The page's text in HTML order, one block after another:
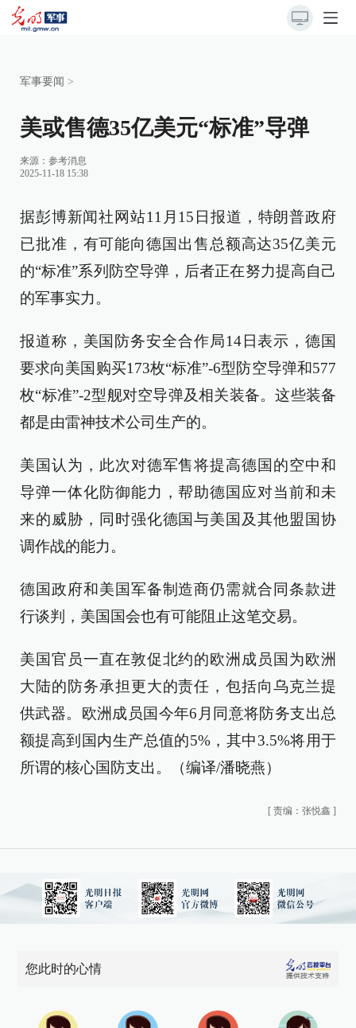
军事要闻 >
美或售德35亿美元“标准”导弹
来源： 参考消息
2025-11-18 15:38
据彭博新闻社网站11月15日报道，特朗普政府
已批准，有可能向德国出售总额高达35亿美元
的“标准”系列防空导弹，后者正在努力提高自己
的军事实力。
报道称，美国防务安全合作局14日表示，德国
要求向美国购买173枚“标准”-6型防空导弹和577
枚“标准”-2型舰对空导弹及相关装备。这些装备
都是由雷神技术公司生产的。
美国认为，此次对德军售将提高德国的空中和
导弹一体化防御能力，帮助德国应对当前和未
来的威胁，同时强化德国与美国及其他盟国协
调作战的能力。
德国政府和美国军备制造商仍需就合同条款进
行谈判，美国国会也有可能阻止这笔交易。
美国官员一直在敦促北约的欧洲成员国为欧洲
大陆的防务承担更大的责任，包括向乌克兰提
供武器。欧洲成员国今年6月同意将防务支出总
额提高到国内生产总值的5%，其中3.5%将用于
所谓的核心国防支出。（编译/潘晓燕）
[ 责编：张悦鑫 ]
您此时的心情